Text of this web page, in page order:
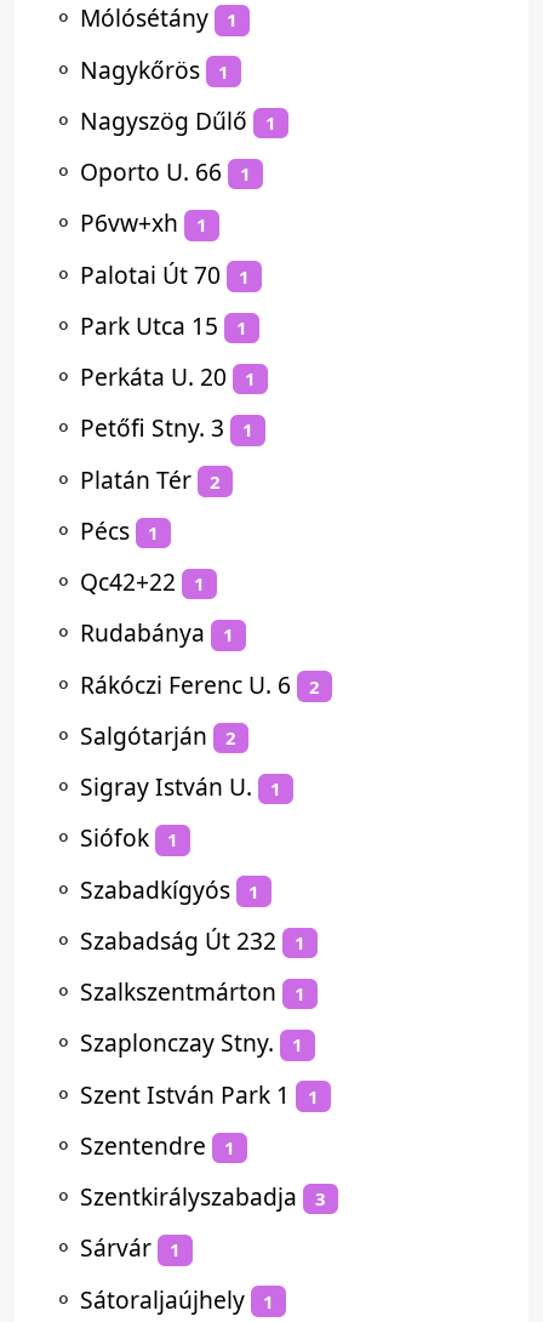
⚬ Mólósétány 1
⚬ Nagykőrös 1
⚬ Nagyszög Dűlő 1
⚬ Oporto U. 66 1
⚬ P6vw+xh 1
⚬ Palotai Út 70 1
⚬ Park Utca 15 1
⚬ Perkáta U. 20 1
⚬ Petőfi Stny. 3 1
⚬ Platán Tér 2
⚬ Pécs 1
⚬ Qc42+22 1
⚬ Rudabánya 1
⚬ Rákóczi Ferenc U. 6 2
⚬ Salgótarján 2
⚬ Sigray István U. 1
⚬ Siófok 1
⚬ Szabadkígyós 1
⚬ Szabadság Út 232 1
⚬ Szalkszentmárton 1
⚬ Szaplonczay Stny. 1
⚬ Szent István Park 1 1
⚬ Szentendre 1
⚬ Szentkirályszabadja 3
⚬ Sárvár 1
⚬ Sátoraljaújhely 1